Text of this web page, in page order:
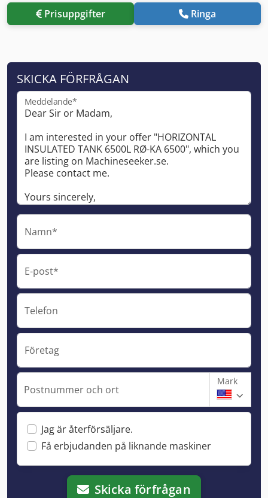
Prisuppgifter Ringa
SKICKA FÖRFRÅGAN
Meddelande*
Namn*
E-post*
Telefon
Företag
Postnummer och ort
Mark
Jag är återförsäljare.
Få erbjudanden på liknande maskiner
Skicka förfrågan